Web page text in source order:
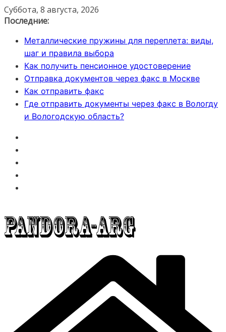
Перейти
к
Суббота, 8 августа, 2026
Последние:
Металлические пружины для переплета: виды,
шаг и правила выбора
Как получить пенсионное удостоверение
Отправка документов через факс в Москве
Как отправить факс
Где отправить документы через факс в Вологду
и Вологодскую область?